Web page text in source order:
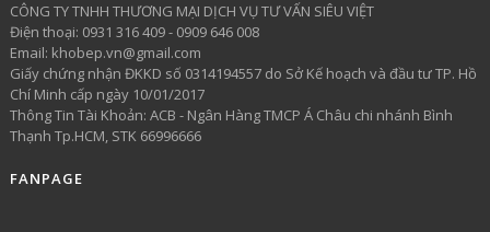
CÔNG TY TNHH THƯƠNG MẠI DỊCH VỤ TƯ VẤN SIÊU VIỆT
​Điện thoại: 0931 316 409 - 0909 646 008
Email: khobep.vn@gmail.com
Giấy chứng nhận ĐKKD số 0314194557 do Sở Kế hoạch và đầu tư TP. Hồ
Chí Minh cấp ngày 10/01/2017
Thông Tin Tài Khoản: ACB - Ngân Hàng TMCP Á Châu chi nhánh Bình
Thạnh Tp.HCM, STK 66996666
FANPAGE